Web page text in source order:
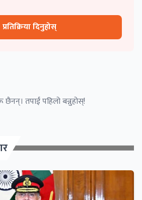
प्रतिक्रिया दिनुहोस्
छैनन्। तपाईं पहिलो बन्नुहोस्!